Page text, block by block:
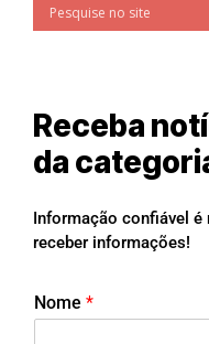
Receba
da
Informação confiável é
receber informações!
Nome *